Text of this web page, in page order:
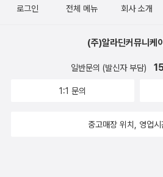
로그인 전체 메뉴 회사 소개
(주)알라딘커뮤니케
일반문의 (발신자 부담)
1:1 문의
중고매장 위치, 영업시